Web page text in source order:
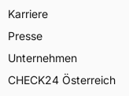
Karriere
Presse
Unternehmen
CHECK24 Österreich